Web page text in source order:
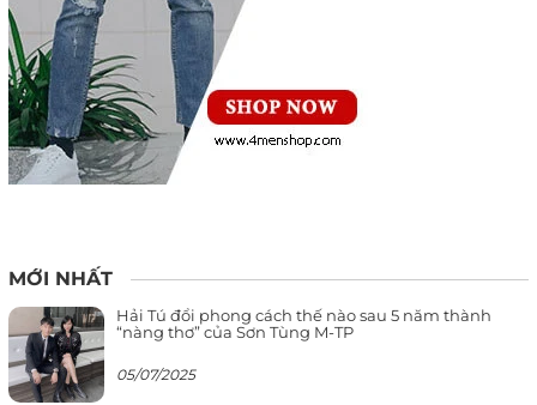
MỚI NHẤT
Hải Tú đổi phong cách thế nào sau 5 năm thành
“nàng thơ” của Sơn Tùng M-TP
05/07/2025